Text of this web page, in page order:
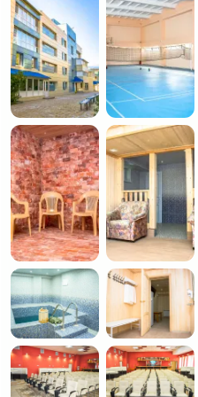
Питание
Кафе и рестораны
Ресторан
Спорт
Спортзал